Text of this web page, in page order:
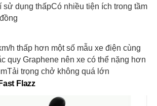
sử dụng thấpCó nhiều tiện ích trong tầm
h thấp hơn một số mẫu xe điện cùng
quy Graphene nên xe có thể nặng hơn
trọng chở không quá lớn
Flazz